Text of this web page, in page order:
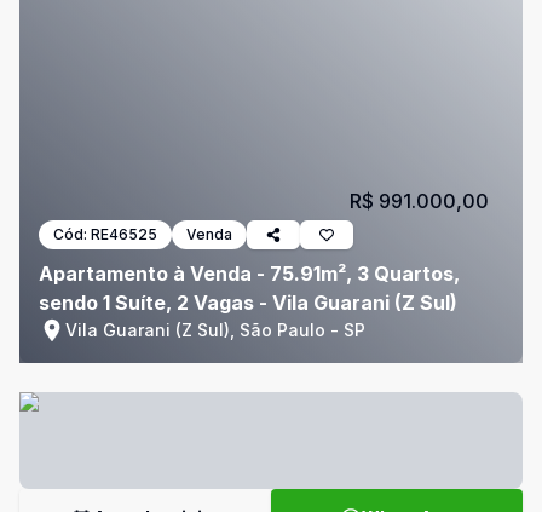
Cód: RE46525 Venda
Apartamento à Venda - 75.91m², 3 Quartos,
sendo 1 Suíte, 2 Vagas - Vila Guarani (Z Sul)
Vila Guarani (Z Sul), São Paulo - SP
R$ 991.000,00